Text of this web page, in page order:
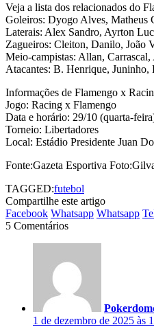
Veja a lista dos relacionados do
Goleiros: Dyogo Alves, Matheus
Laterais: Alex Sandro, Ayrton
Zagueiros: Cleiton, Danilo, João
Meio-campistas: Allan,
Atacantes: B. Henrique,
Informações de Flamengo x
Jogo: Racing x Flamengo
Data e horário: 29/10 (quarta-
Torneio: Libertadores
Local: Estádio Presidente Juan
Fonte:Gazeta Esportiva
TAGGED:futebol
Compartilhe este artigo
Facebook Whatsapp Whatsapp
5 Comentários
1 de dezembro de 2025 às